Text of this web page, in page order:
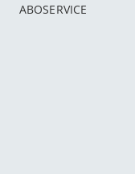
ABOSERVICE